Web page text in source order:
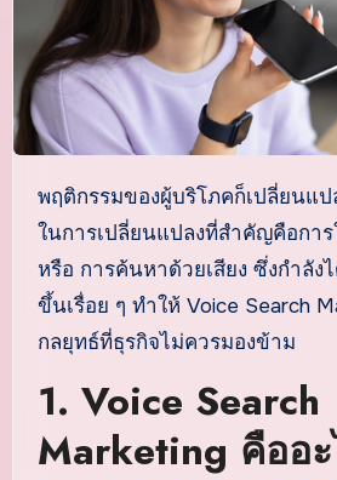
พฤติกรรมของผู้บริโภคก็เปลี่ยนแปลงตามไปด้วย หนึ่ง
ในการเปลี่ยนแปลงที่สำคัญคือการ
หรือ การค้นหาด้วยเสียง ซึ่งกำลั
ขึ้นเรื่อย ๆ ทำให้ Voice Search
กลยุทธ์ที่ธุรกิจไม่ควรมองข้าม
1. Voice Search
Marketing คืออะ